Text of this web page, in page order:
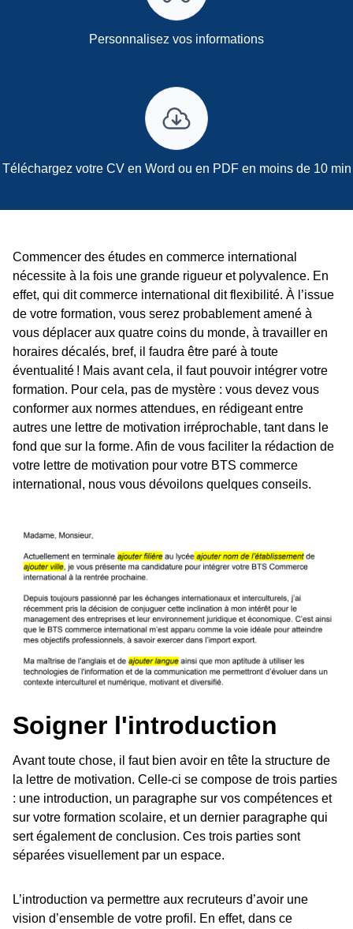
Personnalisez vos informations
Téléchargez votre CV en Word ou en PDF en moins de 10 min
Commencer des études en commerce international
nécessite à la fois une grande rigueur et polyvalence. En
effet, qui dit commerce international dit flexibilité. À l’issue
de votre formation, vous serez probablement amené à
vous déplacer aux quatre coins du monde, à travailler en
horaires décalés, bref, il faudra être paré à toute
éventualité ! Mais avant cela, il faut pouvoir intégrer votre
formation. Pour cela, pas de mystère : vous devez vous
conformer aux normes attendues, en rédigeant entre
autres une lettre de motivation irréprochable, tant dans le
fond que sur la forme. Afin de vous faciliter la rédaction de
votre lettre de motivation pour votre BTS commerce
international, nous vous dévoilons quelques conseils.
Soigner l'introduction
Avant toute chose, il faut bien avoir en tête la structure de
la lettre de motivation. Celle-ci se compose de trois parties
: une introduction, un paragraphe sur vos compétences et
sur votre formation scolaire, et un dernier paragraphe qui
sert également de conclusion. Ces trois parties sont
séparées visuellement par un espace.
L’introduction va permettre aux recruteurs d’avoir une
vision d’ensemble de votre profil. En effet, dans ce